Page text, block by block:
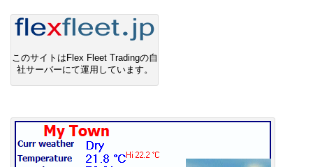
このサイトはFlex Fleet Tradingの自
社サーバーにて運用しています。